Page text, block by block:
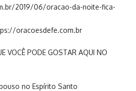
2019/06/oracao-da-noite-fica-
oracoesdefe.com.br
VOCÊ PODE GOSTAR AQUI NO
no Espírito Santo